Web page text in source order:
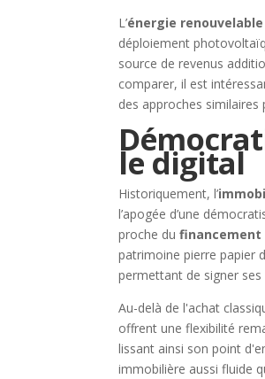
L’énergie renouvelable
déploiement
source de revenus
comparer, il est
des approches
le digital
Historiquement, l’
l’apogée d’une
proche du
patrimoine pierre papier
permettant de signer
Au-delà de l'achat
offrent une flexibilité
lissant ainsi son point
immobilière aussi fluide